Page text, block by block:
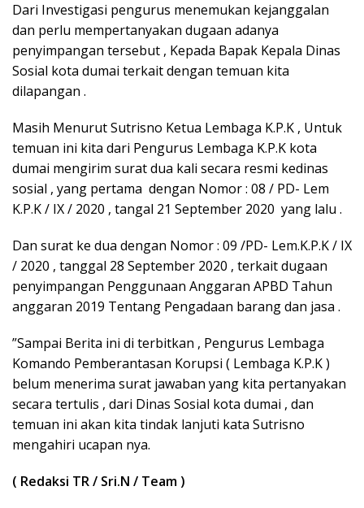
Dari Investigasi pengurus menemukan kejanggalan
dan perlu mempertanyakan dugaan adanya
penyimpangan tersebut , Kepada Bapak Kepala Dinas
Sosial kota dumai terkait dengan temuan kita
dilapangan .
Masih Menurut Sutrisno Ketua Lembaga K.P.K , Untuk
temuan ini kita dari Pengurus Lembaga K.P.K kota
dumai mengirim surat dua kali secara resmi kedinas
sosial , yang pertama dengan Nomor : 08 / PD- Lem
K.P.K / IX / 2020 , tangal 21 September 2020 yang lalu .
Dan surat ke dua dengan Nomor : 09 /PD- Lem.K.P.K / IX
/ 2020 , tanggal 28 September 2020 , terkait dugaan
penyimpangan Penggunaan Anggaran APBD Tahun
anggaran 2019 Tentang Pengadaan barang dan jasa .
”Sampai Berita ini di terbitkan , Pengurus Lembaga
Komando Pemberantasan Korupsi ( Lembaga K.P.K )
belum menerima surat jawaban yang kita pertanyakan
secara tertulis , dari Dinas Sosial kota dumai , dan
temuan ini akan kita tindak lanjuti kata Sutrisno
mengahiri ucapan nya.
( Redaksi TR / Sri.N / Team )